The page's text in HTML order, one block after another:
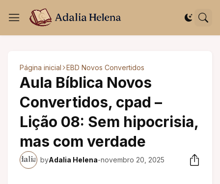
Página inicial EBD Novos Convertidos
Aula Bíblica Novos
Convertidos, cpad –
Lição 08: Sem hipocrisia,
mas com verdade
byAdalia Helena-novembro 20, 2025